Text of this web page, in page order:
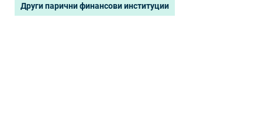
Други парични финансови институции